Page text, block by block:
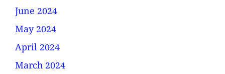
June 2024
May 2024
April 2024
March 2024